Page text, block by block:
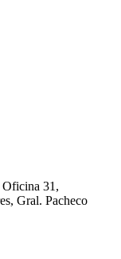
Oficina 31,
Gral. Pacheco